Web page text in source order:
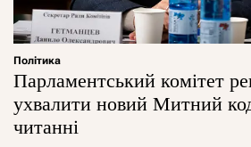
Політика
Парламентський комітет
ухвалити новий Митний
читанні